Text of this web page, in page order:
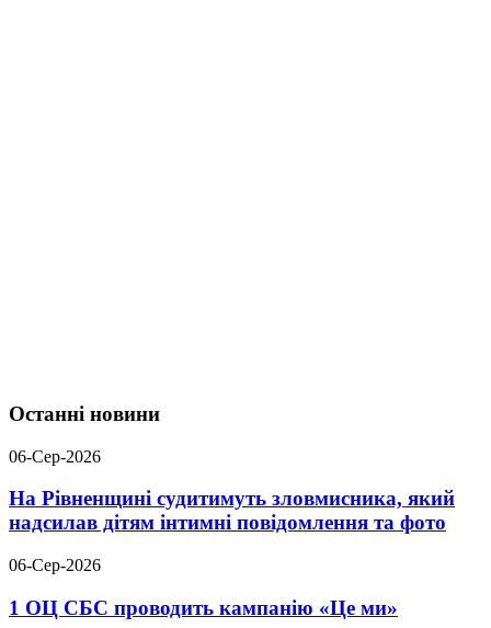
Останні новини
06-Сер-2026
На Рівненщині судитимуть зловмисника, який
надсилав дітям інтимні повідомлення та фото
06-Сер-2026
1 ОЦ СБС проводить кампанію «Це ми»